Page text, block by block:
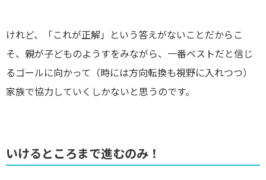
けれど、「これが正解」という答えがないことだからこ
そ、親が子どものようすをみながら、一番ベストだと信じ
るゴールに向かって（時には方向転換も視野に入れつつ）
家族で協力していくしかないと思うのです。
いけるところまで進むのみ！